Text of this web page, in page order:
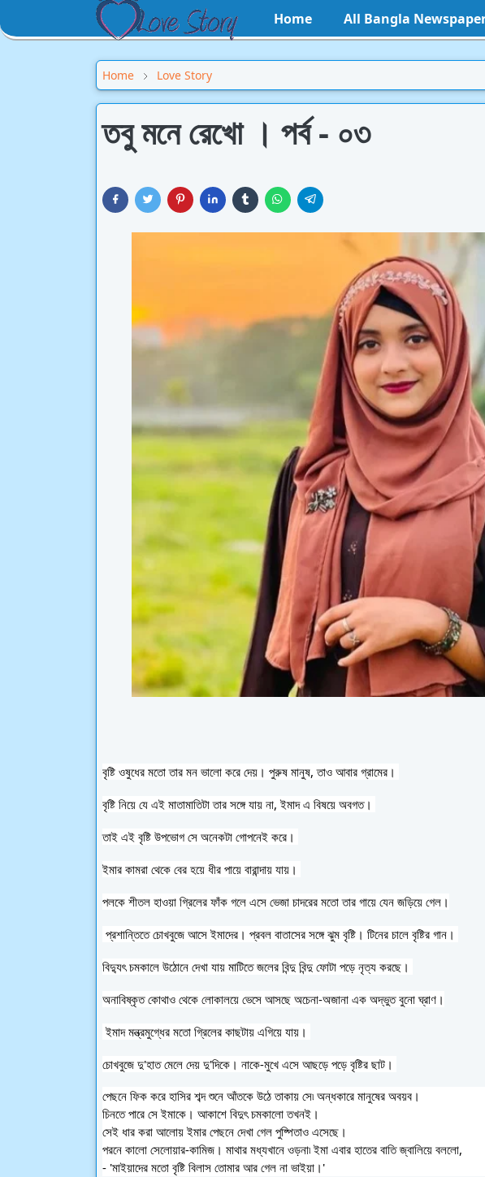
Home All Bangla
Home Love Story
তবু মনে রেখো । পর্ব - ০৩
বৃষ্টি ওষুধের মতো তার মন ভালো করে দেয়। পুরুষ মানুষ, তাও আবার গ্রামের।
বৃষ্টি নিয়ে যে এই মাতামাতিটা তার সঙ্গে যায় না, ইমাদ এ বিষয়ে অবগত।
তাই এই বৃষ্টি উপভোগ সে অনেকটা গোপনেই করে।
ইমার কামরা থেকে বের হয়ে ধীর পায়ে বারান্দায় যায়।
পলকে শীতল হাওয়া গ্রিলের ফাঁক গলে এসে ভেজা চাদরের মতো তার গায়ে যেন জড়িয়ে গেল।
প্রশান্তিতে চোখবুজে আসে ইমাদের। প্রবল বাতাসের সঙ্গে ঝুম বৃষ্টি। টিনের চালে বৃষ্টির গান।
বিদ্যুৎ চমকালে উঠোনে দেখা যায় মাটিতে জলের বিন্দু বিন্দু ফোটা পড়ে নৃত্য করছে।
অনাবিষ্কৃত কোথাও থেকে লোকালয়ে ভেসে আসছে অচেনা-অজানা এক অদ্ভুত বুনো ঘ্রাণ।
ইমাদ মন্ত্রমুগ্ধের মতো গ্রিলের কাছটায় এগিয়ে যায়।
চোখবুজে দু'হাত মেলে দেয় দু'দিকে। নাকে-মুখে এসে আছড়ে পড়ে বৃষ্টির ছাট।
পেছনে ফিক করে হাসির শব্দ শুনে আঁতকে উঠে তাকায় সে৷ অন্ধকারে মানুষের অবয়ব।
চিনতে পারে সে ইমাকে। আকাশে বিদুৎ চমকালো তখনই।
সেই ধার করা আলোয় ইমার পেছনে দেখা গেল পুষ্পিতাও এসেছে।
পরনে কালো সেলোয়ার-কামিজ। মাথার মধ্যখানে ওড়না৷ ইমা এবার হাতের বাতি জ্বালিয়ে বললো,
- 'মাইয়াদের মতো বৃষ্টি বিলাস তোমার আর গেল না ভাইয়া।'